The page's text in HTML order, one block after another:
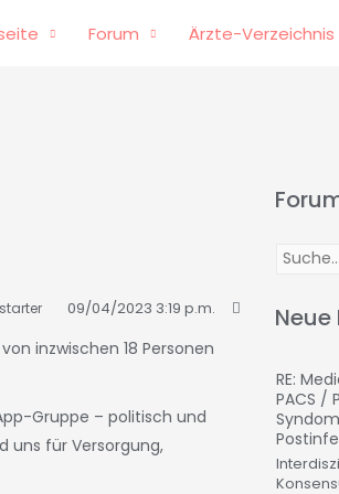
Forum Ärzte-Verzeichnis
09/04/2023 3:19 p.m.
inzwischen 18 Personen
Gruppe – politisch und
uns für Versorgung,
RE:
PACS /